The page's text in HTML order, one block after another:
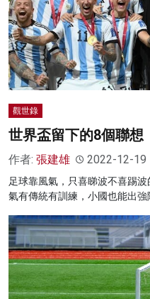
觀世錄
世界盃留下的8個聯想
作者: 張建雄 2022-12-19
足球靠風氣，只喜睇波不喜踢
氣有傳統有訓練，小國也能出強